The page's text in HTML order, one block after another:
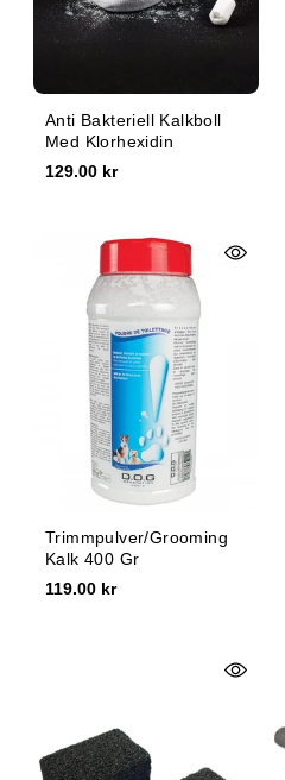
Anti Bakteriell Kalkboll
Med Klorhexidin
129.00 kr
Trimmpulver/Grooming
Kalk 400 Gr
119.00 kr